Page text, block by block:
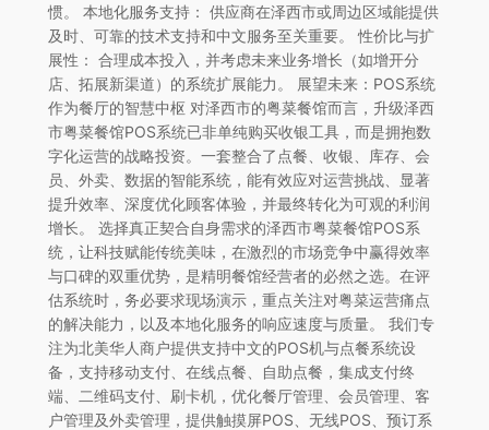
惯。 本地化服务支持： 供应商在泽西市或周边区域能提供
及时、可靠的技术支持和中文服务至关重要。 性价比与扩
展性： 合理成本投入，并考虑未来业务增长（如增开分
店、拓展新渠道）的系统扩展能力。 展望未来：POS系统
作为餐厅的智慧中枢 对泽西市的粤菜餐馆而言，升级泽西
市粤菜餐馆POS系统已非单纯购买收银工具，而是拥抱数
字化运营的战略投资。一套整合了点餐、收银、库存、会
员、外卖、数据的智能系统，能有效应对运营挑战、显著
提升效率、深度优化顾客体验，并最终转化为可观的利润
增长。 选择真正契合自身需求的泽西市粤菜餐馆POS系
统，让科技赋能传统美味，在激烈的市场竞争中赢得效率
与口碑的双重优势，是精明餐馆经营者的必然之选。在评
估系统时，务必要求现场演示，重点关注对粤菜运营痛点
的解决能力，以及本地化服务的响应速度与质量。 我们专
注为北美华人商户提供支持中文的POS机与点餐系统设
备，支持移动支付、在线点餐、自助点餐，集成支付终
端、二维码支付、刷卡机，优化餐厅管理、会员管理、客
户管理及外卖管理，提供触摸屏POS、无线POS、预订系